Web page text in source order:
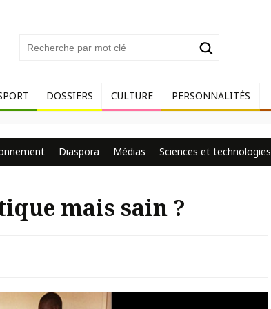
DOSSIERS CULTURE PERSONNALITÉS
Diaspora Médias Sciences et technologies
mais sain ?